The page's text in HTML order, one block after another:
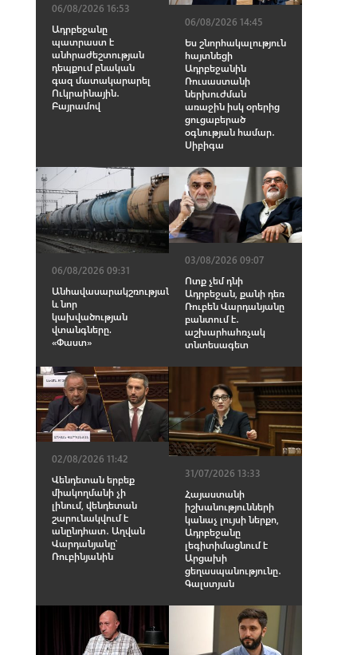
06/08/2026 16:53
Ադրբեջանը
պատրաստ է
անհրաժեշտության
դեպքում բնական
գազ մատակարարել
Ուկրաինային․
Բայրամով
06/08/2026 14:45
Ես շնորհակալություն
հայտնեցի
Ադրբեջանին
Ռուսաստանի
ներխուժման
առաջին իսկ օրերից
ցուցաբերած
օգնության համար․
Սիբիգա
06/08/2026 09:31
Անհավասարակշռության
և նոր
կախվածության
վտանգները.
«Փաստ»
03/08/2026 09:07
Ոտք չեմ դնի
Ադրբեջան, քանի դեռ
Ռուբեն Վարդանյանը
բանտում է․
աշխարհահռչակ
տնտեսագետ
02/08/2026 11:42
Վենդետան երբեք
միակողմանի չի
լինում, վենդետան
շարունակվում է
անընդհատ․ Աղվան
Վարդանյանը՝
Ռուբինյանին
31/07/2026 13:33
Հայաստանի
իշխանությունների
կանաչ լույսի ներքո,
Ադրբեջանը
լեգիտիմացնում է
Արցախի
ցեղասպանությունը․
Գալստյան